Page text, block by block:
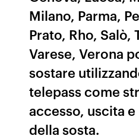
Milano, Parma,
Prato, Rho, Salò,
Varese, Verona
sostare
telepass come
accesso, uscita
della sosta.